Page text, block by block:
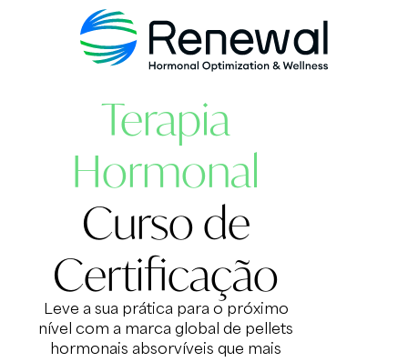
Terapia
Hormonal
Curso de
Certificação
Leve a sua prática para o próximo
nível com a marca global de pellets
hormonais absorvíveis que mais